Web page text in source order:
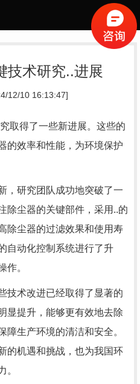
技术研究..进展
12/10 16:13:47]
取得了一些新进展。这些的
的效率和性能，为环境保护
，研究团队成功地突破了一
除尘器的关键部件，采用..的
除尘器的过滤效果和使用寿
自动化控制系统进行了升
作。
技术改进已经取得了显著的
显提升，能够更有效地去除
障生产环境的清洁和安全。
的机遇和挑战，也为我国环
。